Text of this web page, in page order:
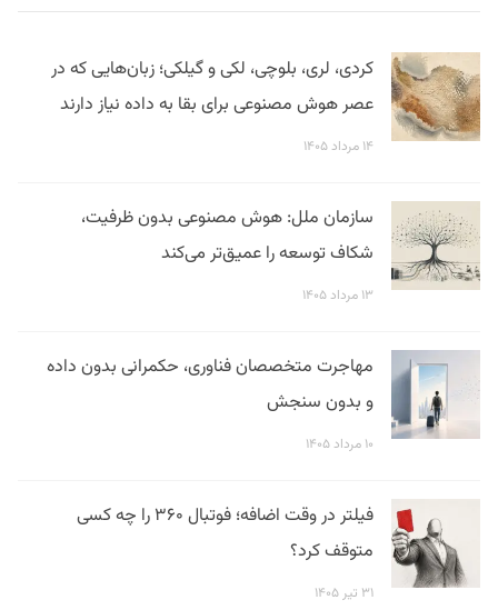
کردی، لری، بلوچی، لکی و گیلکی؛ زبان‌هایی که در
عصر هوش مصنوعی برای بقا به داده نیاز دارند
۱۴ مرداد ۱۴۰۵
سازمان ملل: هوش مصنوعی بدون ظرفیت،
شکاف توسعه را عمیق‌تر می‌کند
۱۳ مرداد ۱۴۰۵
مهاجرت متخصصان فناوری، حکمرانی بدون داده
و بدون سنجش
۱۰ مرداد ۱۴۰۵
فیلتر در وقت اضافه؛ فوتبال ۳۶۰ را چه کسی
متوقف کرد؟
۳۱ تیر ۱۴۰۵